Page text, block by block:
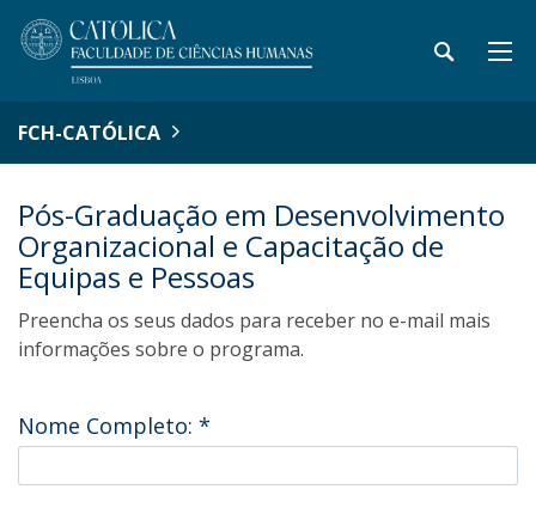
FCH-CATÓLICA
Pós-Graduação em Desenvolvimento
Organizacional e Capacitação de
Equipas e Pessoas
Preencha os seus dados para receber no e-mail mais
informações sobre o programa.
Nome Completo: *